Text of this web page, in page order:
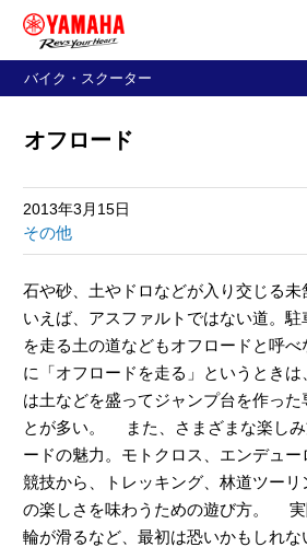
バイク・スクーター
オフロード
2013年3月15日
その他
石や砂、土やドロなどが入り交じる未
いえば、アスファルトではない道。
を走る土の道などもオフロードと呼
に「オフロードを走る」というとき
は土などを盛ってジャンプ台を作った
とが多い。 また、さまざまな楽しみ
ードの魅力。モトクロス、エンデュ
競技から、トレッキング、林道ツーリ
の楽しさを味わうための遊び方。 実
輪が滑るなど、最初は恐いかもしれ